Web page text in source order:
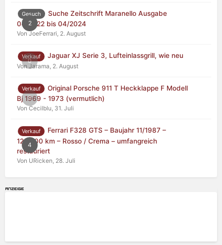
2
Gesuch
Suche Zeitschrift Maranello Ausgabe
04/2022 bis 04/2024
Von JoeFerrari, 2. August
0
Verkauf Jaguar XJ Serie 3, Lufteinlassgrill, wie neu
Von Jarama, 2. August
0
Verkauf
Original Porsche 911 T Heckklappe F Modell
Bj 1969 - 1973 (vermutlich)
Von Cecilblu, 31. Juli
4
Verkauf
Ferrari F328 GTS – Baujahr 11/1987 –
125.000 km – Rosso / Crema – umfangreich
restauriert
Von URicken, 28. Juli